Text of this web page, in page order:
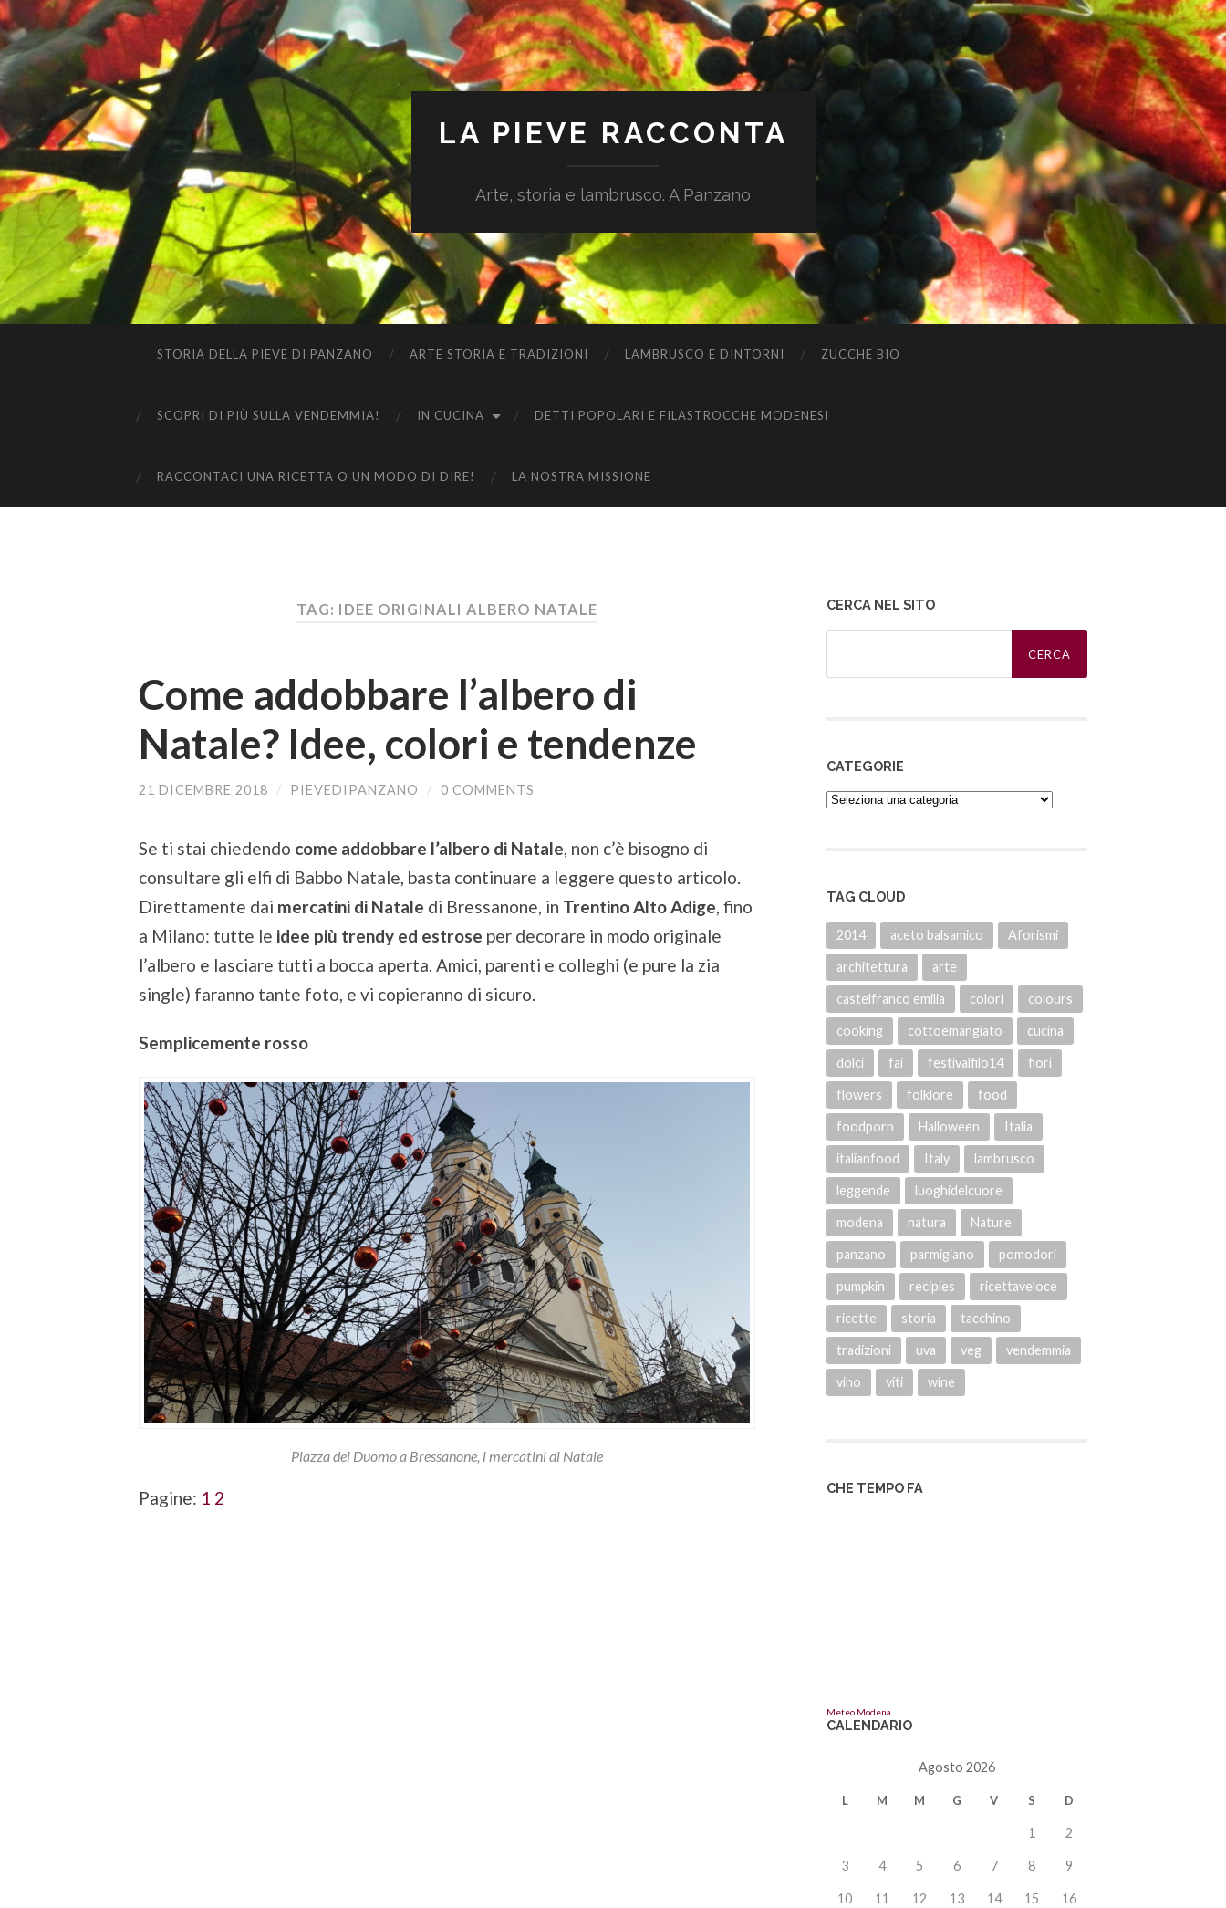
LA PIEVE RACCONTA
Arte, storia e lambrusco. A Panzano
STORIA DELLA PIEVE DI PANZANO ARTE STORIA E TRADIZIONI LAMBRUSCO E DINTORNI ZUCCHE BIO
SCOPRI DI PIÙ SULLA VENDEMMIA! IN CUCINA DETTI POPOLARI E FILASTROCCHE MODENESI
RACCONTACI UNA RICETTA O UN MODO DI DIRE! LA NOSTRA MISSIONE
TAG: IDEE ORIGINALI ALBERO NATALE
Come addobbare l’albero di
Natale? Idee, colori e tendenze
21 DICEMBRE 2018 / PIEVEDIPANZANO / 0 COMMENTS
Se ti stai chiedendo come addobbare l’albero di Natale, non c’è bisogno di
consultare gli elfi di Babbo Natale, basta continuare a leggere questo articolo.
Direttamente dai mercatini di Natale di Bressanone, in Trentino Alto Adige, fino
a Milano: tutte le idee più trendy ed estrose per decorare in modo originale
l’albero e lasciare tutti a bocca aperta. Amici, parenti e colleghi (e pure la zia
single) faranno tante foto, e vi copieranno di sicuro.
Semplicemente rosso
Piazza del Duomo a Bressanone, i mercatini di Natale
Pagine: 1 2
CERCA NEL SITO
Ricerca
CATEGORIE
Categorie
TAG CLOUD
2014 aceto balsamico Aforismi
architettura arte
castelfranco emilia colori colours
cooking cottoemangiato cucina
dolci fai festivalfilo14 fiori
flowers folklore food
foodporn Halloween Italia
italianfood Italy lambrusco
leggende luoghidelcuore
modena natura Nature
panzano parmigiano pomodori
pumpkin recipies ricettaveloce
ricette storia tacchino
tradizioni uva veg vendemmia
vino viti wine
CHE TEMPO FA
Meteo Modena
CALENDARIO
Agosto 2026
L M M G V S D
1 2
3 4 5 6 7 8 9
10 11 12 13 14 15 16